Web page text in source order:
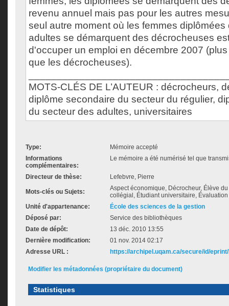
revenu annuel mais pas pour les autres
seul autre moment où les femmes
adultes se démarquent des décrocheuses
d'occuper un emploi en décembre 2007
que les décrocheuses).
MOTS-CLÉS DE L’AUTEUR : décrocheurs,
diplôme secondaire du secteur du régulier,
du secteur des adultes, universitaires
Type:
Mémoire accepté
Informations
complémentaires:
Le mémoire a été numérisé tel que
Directeur de thèse: Lefebvre, Pierre
Mots-clés ou Sujets:
Aspect économique, Décrocheur, Élève
collégial, Étudiant universitaire,
Unité d'appartenance:
École des sciences de la gestion
Déposé par:
Service des bibliothèques
Date de dépôt:
13 déc. 2010 13:55
Dernière modification:
01 nov. 2014 02:17
Adresse URL :
https://archipel.uqam.ca/secure/id/
Modifier les métadonnées (propriétaire du document)
Statistiques